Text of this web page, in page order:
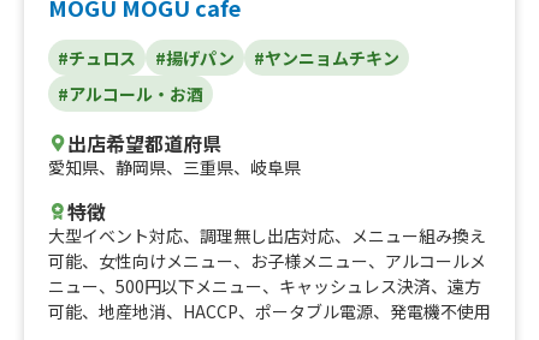
MOGU MOGU cafe
#チュロス #揚げパン
#ヤンニョムチキン
#アルコール・お酒
出店希望都道府県
愛知県、 静岡県、 三重県、 岐阜県
特徴
大型イベント対応、 調理無し出店対応、 メニュー組み換え
可能、 女性向けメニュー、 お子様メニュー、 アルコールメ
ニュー、 500円以下メニュー、 キャッシュレス決済、 遠方
可能、 地産地消、 HACCP、 ポータブル電源、 発電機不使用